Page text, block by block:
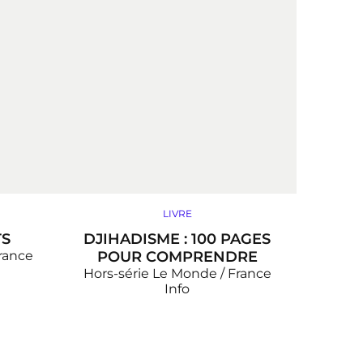
LIVRE
DJIHADISME : 100 PAGES
POUR COMPRENDRE
Hors-série Le Monde / France
Info